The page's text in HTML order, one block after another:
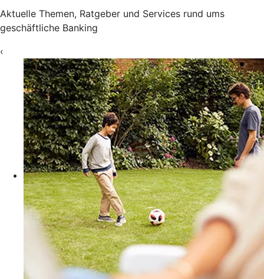
Aktuelle Themen, Ratgeber und Services rund ums
geschäftliche Banking
‹